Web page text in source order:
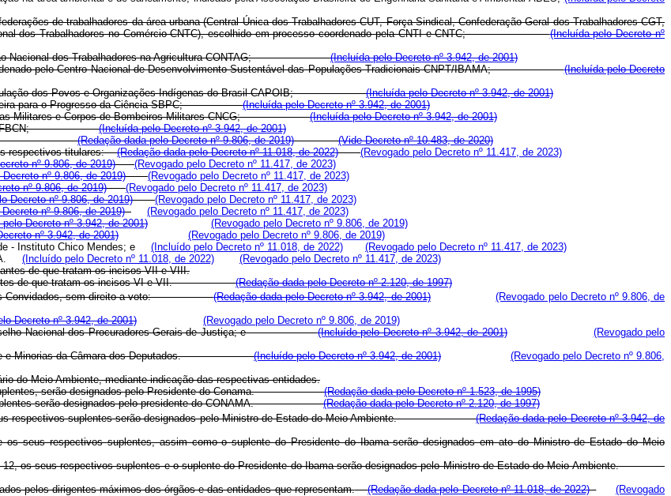
de trabalhadores da área urbana (Central Única dos Trabalhadores-CUT, Força Sindical, Confederação Geral dos Trabalhadores-CGT,
Nacional dos Trabalhadores no Comércio-CNTC), escolhido em processo coordenado pela CNTI e CNTC;(Incluída pelo Decreto nº
Nacional dos Trabalhadores na Agricultura-CONTAG;(Incluída pelo Decreto nº 3.942, de 2001)
pelo Centro Nacional de Desenvolvimento Sustentável das Populações Tradicionais-CNPT/IBAMA;(Incluída pelo Decreto
Articulação dos Povos e Organizações Indígenas do Brasil-CAPOIB;(Incluída pelo Decreto nº 3.942, de 2001)
Brasileira para o Progresso da Ciência-SBPC;(Incluída pelo Decreto nº 3.942, de 2001)
Polícias Militares e Corpos de Bombeiros Militares-CNCG;(Incluída pelo Decreto nº 3.942, de 2001)
Natureza-FBCN;(Incluída pelo Decreto nº 3.942, de 2001)
(Redação dada pelo Decreto nº 9.806, de 2019) (Vide Decreto nº 10.483, de 2020)
respectivos titulares:
(Redação dada pelo Decreto nº 11.018, de 2022)
(Revogado pelo Decreto nº 11.417, de 2023)
nº 9.806, de 2019)
(Revogado pelo Decreto nº 11.417, de 2023)
nº 9.806, de 2019)
(Revogado pelo Decreto nº 11.417, de 2023)
nº 9.806, de 2019)
(Revogado pelo Decreto nº 11.417, de 2023)
Decreto nº 9.806, de 2019)
(Revogado pelo Decreto nº 11.417, de 2023)
nº 9.806, de 2019)
(Revogado pelo Decreto nº 11.417, de 2023)
Decreto nº 3.942, de 2001)
(Revogado pelo Decreto nº 9.806, de 2019)
nº 3.942, de 2001)
(Revogado pelo Decreto nº 9.806, de 2019)
- Instituto Chico Mendes; e
(Incluído pelo Decreto nº 11.018, de 2022)
(Revogado pelo Decreto nº 11.417, de 2023)
(Incluído pelo Decreto nº 11.018, de 2022)
(Revogado pelo Decreto nº 11.417, de 2023)
de que tratam os incisos VII e VIII.
de que tratam os incisos VI e VII.(Redação dada pelo Decreto nº 2.120, de 1997)
Convidados, sem direito a voto:(Redação dada pelo Decreto nº 3.942, de 2001)
(Revogado pelo Decreto nº 9.806, de
Decreto nº 3.942, de 2001)
(Revogado pelo Decreto nº 9.806, de 2019)
Conselho Nacional dos Procuradores-Gerais de Justiça; e(Incluído pelo Decreto nº 3.942, de 2001)
(Revogado pelo
e Minorias da Câmara dos Deputados.(Incluído pelo Decreto nº 3.942, de 2001)
(Revogado pelo Decreto nº 9.806,
do Meio Ambiente, mediante indicação das respectivas entidades.
suplentes, serão designados pelo Presidente do Conama.(Redação dada pelo Decreto nº 1.523, de 1995)
suplentes serão designados pelo presidente do CONAMA.(Redação dada pelo Decreto nº 2.120, de 1997)
respectivos suplentes serão designados pelo Ministro de Estado do Meio Ambiente.(Redação dada pelo Decreto nº 3.942, de
seus respectivos suplentes, assim como o suplente do Presidente do Ibama serão designados em ato do Ministro de Estado do Meio
os seus respectivos suplentes e o suplente do Presidente do Ibama serão designados pelo Ministro de Estado do Meio Ambiente.
pelos dirigentes máximos dos órgãos e das entidades que representam.
(Redação dada pelo Decreto nº 11.018, de 2022)
(Revogado